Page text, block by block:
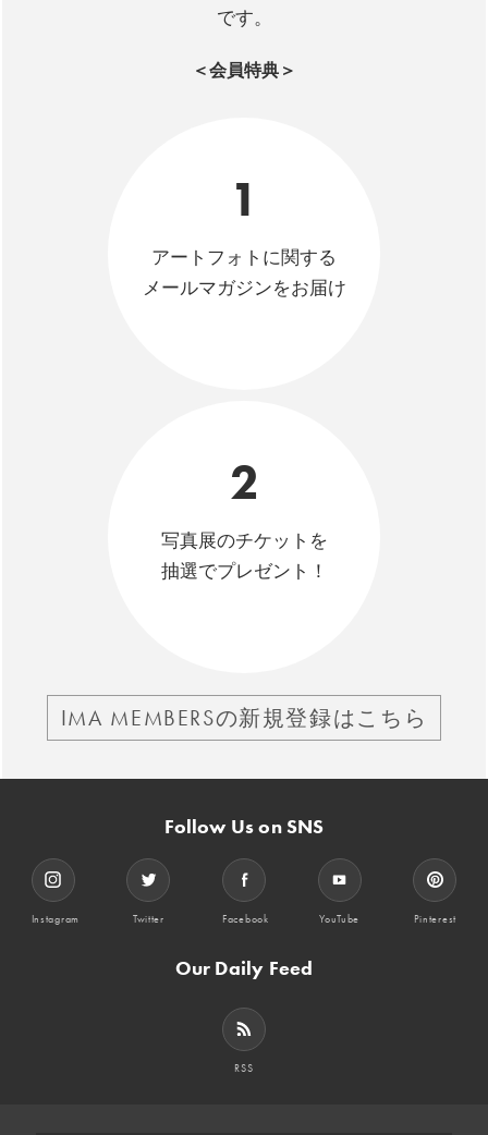
です。
＜会員特典＞
1
アートフォトに関する
メールマガジンをお届け
2
写真展のチケットを
抽選でプレゼント！
IMA MEMBERSの新規登録はこちら
Follow Us on SNS
Instagram Twitter Facebook YouTube Pinterest
Our Daily Feed
RSS